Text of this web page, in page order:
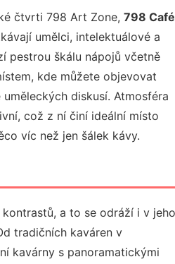
čtvrti 798 Art Zone, 798 Café
umělci, intelektuálové a
pestrou škálu nápojů včetně
kde můžete objevovat
diskusí. Atmosféra
což z ní činí ideální místo
víc než jen šálek kávy.
a to se odráží i v jeho
tradičních kaváren v
kavárny s panoramatickými